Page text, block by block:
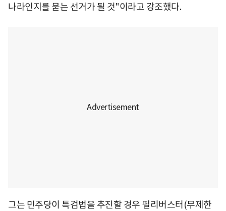
나라인지를 묻는 선거가 될 것"이라고 강조했다.
그는 민주당이 특검법을 추진할 경우 필리버스터(무제한